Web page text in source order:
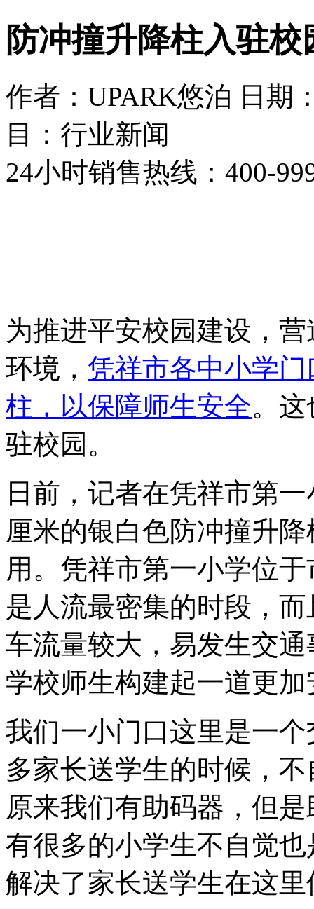
防冲撞升降柱入驻
作者：UPARK悠泊 日期
目：行业新闻
24小时销售热线： 400-
为推进平安校园建设，
环境， 凭祥市各中小学
柱，以保障师生安全。
驻校园。
日前，记者在凭祥市第
厘米的银白色防冲撞升
用。凭祥市第一小学位
是人流最密集的时段，
车流量较大，易发生交
学校师生构建起一道更
我们一小门口这里是一
多家长送学生的时候，
原来我们有助码器，但
有很多的小学生不自觉
解决了家长送学生在这